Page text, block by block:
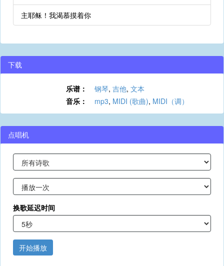
主耶稣！我渴慕摸着你
下载
乐谱： 钢琴, 吉他, 文本
音乐：
mp3, MIDI (歌曲), MIDI（调）
点唱机
换歌延迟时间
开始播放